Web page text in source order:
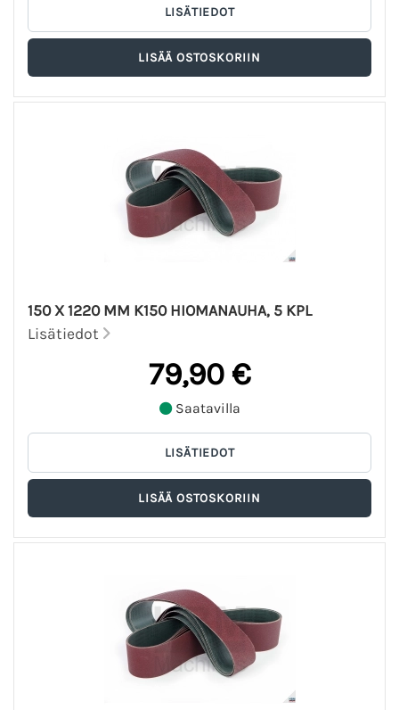
150 X 1220 MM K150 HIOMANAUHA, 5 KPL
Lisätiedot
79,90 €
Saatavilla